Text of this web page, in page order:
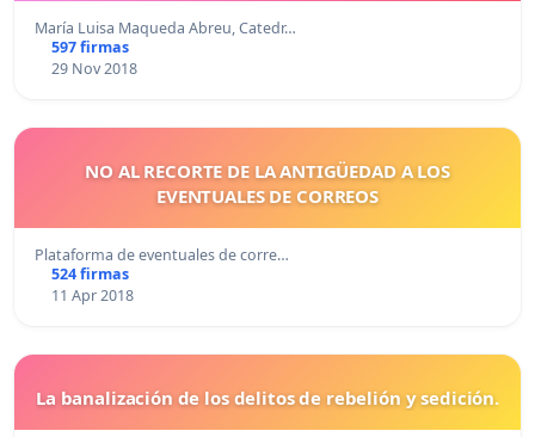
María Luisa Maqueda Abreu, Catedr…
597 firmas
29 Nov 2018
NO AL RECORTE DE LA ANTIGÜEDAD A LOS
EVENTUALES DE CORREOS
Plataforma de eventuales de corre…
524 firmas
11 Apr 2018
La banalización de los delitos de rebelión y sedición.